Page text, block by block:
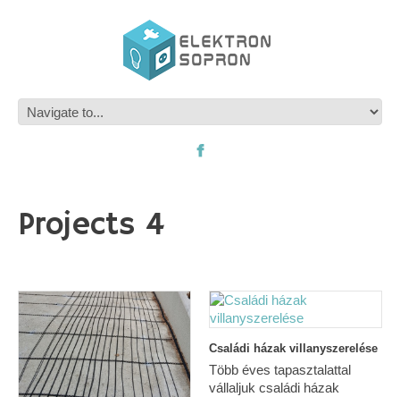
Projects 4
Családi házak villanyszerelése
Több éves tapasztalattal
vállaljuk családi házak